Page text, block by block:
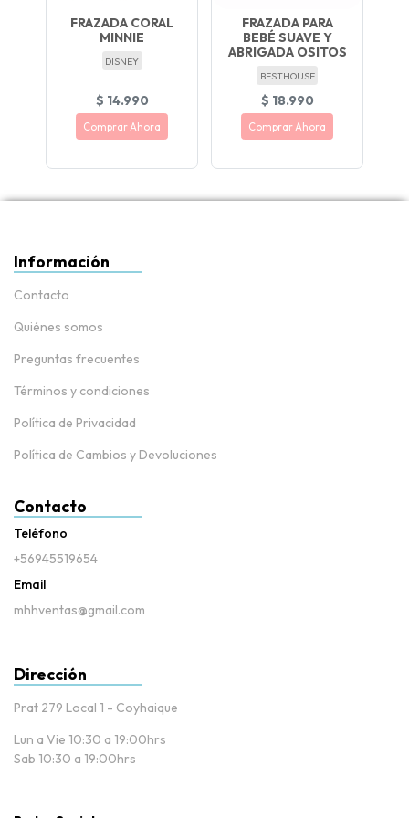
FRAZADA CORAL
MINNIE
DISNEY
$ 14.990
Comprar Ahora
FRAZADA PARA
BEBÉ SUAVE Y
ABRIGADA OSITOS
BESTHOUSE
$ 18.990
Comprar Ahora
Información
Contacto
Quiénes somos
Preguntas frecuentes
Términos y condiciones
Política de Privacidad
Política de Cambios y Devoluciones
Contacto
Teléfono
+56945519654
Email
mhhventas@gmail.com
Dirección
Prat 279 Local 1 - Coyhaique
Lun a Vie 10:30 a 19:00hrs
Sab 10:30 a 19:00hrs